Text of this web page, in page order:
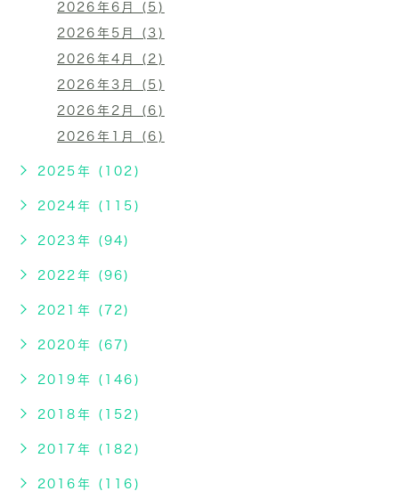
2026年6月 (5)
2026年5月 (3)
2026年4月 (2)
2026年3月 (5)
2026年2月 (6)
2026年1月 (6)
2025年 (102)
2024年 (115)
2023年 (94)
2022年 (96)
2021年 (72)
2020年 (67)
2019年 (146)
2018年 (152)
2017年 (182)
2016年 (116)